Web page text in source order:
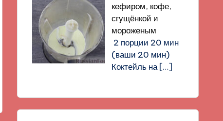
кефиром, кофе,
сгущёнкой и
мороженым
2 порции 20 мин
(ваши 20 мин)
Коктейль на[…]